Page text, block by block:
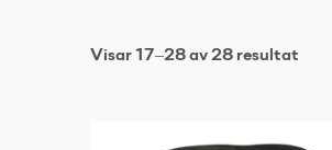
Visar 17–28 av 28 resultat